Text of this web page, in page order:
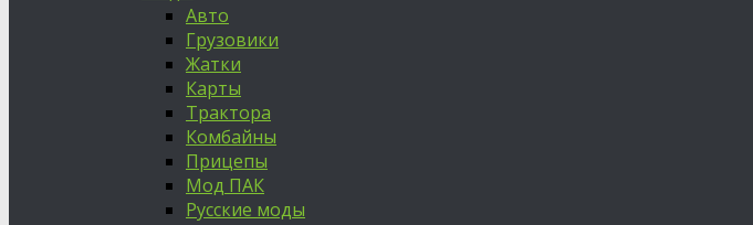
Авто
Грузовики
Жатки
Карты
Трактора
Комбайны
Прицепы
Мод ПАК
Русские моды